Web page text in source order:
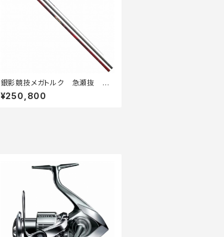
銀影競技メガトルク 急瀬抜 9
0・Ｅ
¥250,800